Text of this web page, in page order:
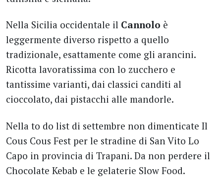
Nella Sicilia occidentale il Cannolo è
leggermente diverso rispetto a quello
tradizionale, esattamente come gli arancini.
Ricotta lavoratissima con lo zucchero e
tantissime varianti, dai classici canditi al
cioccolato, dai pistacchi alle mandorle.
Nella to do list di settembre non dimenticate Il
Cous Cous Fest per le stradine di San Vito Lo
Capo in provincia di Trapani. Da non perdere il
Chocolate Kebab e le gelaterie Slow Food.